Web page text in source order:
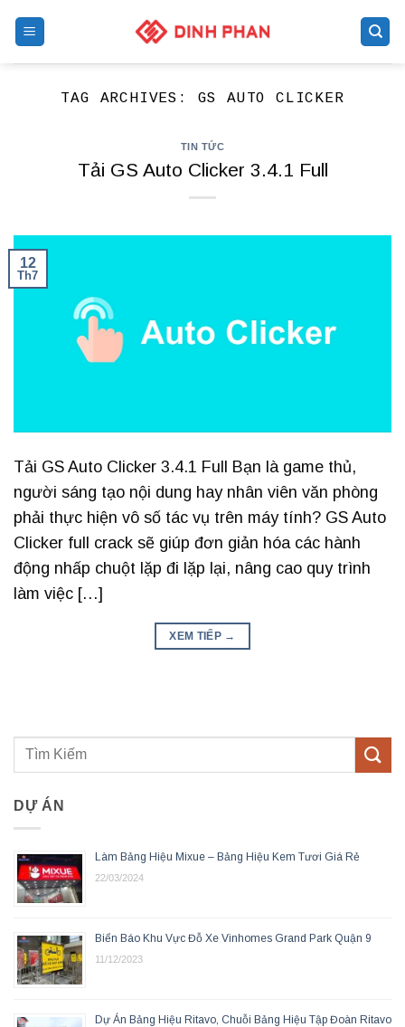
TAG ARCHIVES: GS AUTO CLICKER
TIN TỨC
Tải GS Auto Clicker 3.4.1 Full
12
Th7
Tải GS Auto Clicker 3.4.1 Full Bạn là game thủ,
người sáng tạo nội dung hay nhân viên văn phòng
phải thực hiện vô số tác vụ trên máy tính? GS Auto
Clicker full crack sẽ giúp đơn giản hóa các hành
động nhấp chuột lặp đi lặp lại, nâng cao quy trình
làm việc […]
XEM TIẾP →
DỰ ÁN
Làm Bảng Hiệu Mixue – Bảng Hiệu Kem Tươi Giá Rẻ
22/03/2024
Biển Báo Khu Vực Đỗ Xe Vinhomes Grand Park Quận 9
11/12/2023
Dự Án Bảng Hiệu Ritavo, Chuỗi Bảng Hiệu Tập Đoàn Ritavo